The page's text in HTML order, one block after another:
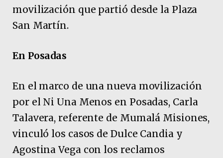
movilización que partió desde la Plaza
San Martín.
En Posadas
En el marco de una nueva movilización
por el Ni Una Menos en Posadas, Carla
Talavera, referente de Mumalá Misiones,
vinculó los casos de Dulce Candia y
Agostina Vega con los reclamos